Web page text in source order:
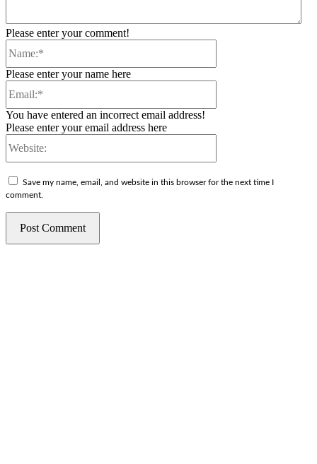
Please enter your comment!
Please enter your name here
You have entered an incorrect email address!
Please enter your email address here
Save my name, email, and website in this browser for the next time I
comment.